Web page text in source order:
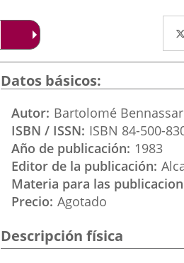
Datos básicos
Autor Bartolomé Bennassar
ISBN / ISSN ISBN 84-500-
Año de publicación 1983
Editor de la publicación
Materia para las
Precio Agotado
Descripción física